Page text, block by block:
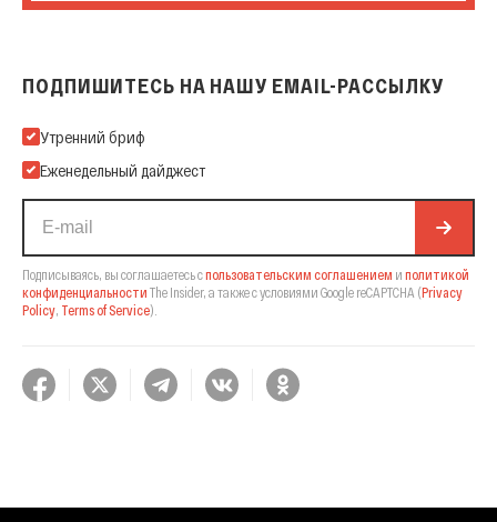
ПОДПИШИТЕСЬ НА НАШУ EMAIL-РАССЫЛКУ
Подпишитесь на нашу Email-рассылку
Утренний бриф
Еженедельный дайджест
Подписываясь, вы соглашаетесь спользовательским соглашением и политикой
конфиденциальности The Insider, а также с условиями Google reCAPTCHA (Privacy
Policy, Terms of Service).